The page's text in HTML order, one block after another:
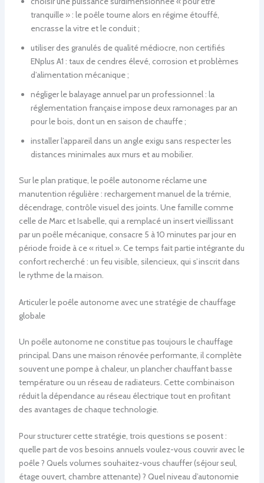
tranquille » : le poêle tourne alors en régime étouffé,
encrasse la vitre et le conduit ;
utiliser des granulés de qualité médiocre, non certifiés
ENplus A1 : taux de cendres élevé, corrosion et problèmes
d’alimentation mécanique ;
négliger le balayage annuel par un professionnel : la
réglementation française impose deux ramonages par an
pour le bois, dont un en saison de chauffe ;
installer l’appareil dans un angle exigu sans respecter les
distances minimales aux murs et au mobilier.
Sur le plan pratique, le poêle autonome réclame une
manutention régulière : rechargement manuel de la trémie,
décendrage, contrôle visuel des joints. Une famille comme
celle de Marc et Isabelle, qui a remplacé un insert vieillissant
par un poêle mécanique, consacre 5 à 10 minutes par jour en
période froide à ce « rituel ». Ce temps fait partie intégrante du
confort recherché : un feu visible, silencieux, qui s’inscrit dans
le rythme de la maison.
Articuler le poêle autonome avec une stratégie de chauffage
globale
Un poêle autonome ne constitue pas toujours le chauffage
principal. Dans une maison rénovée performante, il complète
souvent une pompe à chaleur, un plancher chauffant basse
température ou un réseau de radiateurs. Cette combinaison
réduit la dépendance au réseau électrique tout en profitant
des avantages de chaque technologie.
Pour structurer cette stratégie, trois questions se posent :
quelle part de vos besoins annuels voulez-vous couvrir avec le
poêle ? Quels volumes souhaitez-vous chauffer (séjour seul,
étage ouvert, chambre attenante) ? Quel niveau d’autonomie